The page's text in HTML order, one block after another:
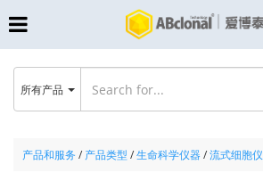
产品和服务 / 产品类型 /生命科学仪器/流式细胞仪
所有产品